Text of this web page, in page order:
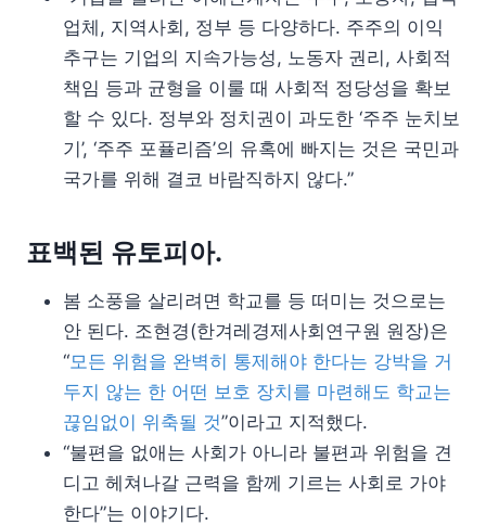
업체, 지역사회, 정부 등 다양하다. 주주의 이익
추구는 기업의 지속가능성, 노동자 권리, 사회적
책임 등과 균형을 이룰 때 사회적 정당성을 확보
할 수 있다. 정부와 정치권이 과도한 ‘주주 눈치보
기’, ‘주주 포퓰리즘’의 유혹에 빠지는 것은 국민과
국가를 위해 결코 바람직하지 않다.”
표백된 유토피아.
봄 소풍을 살리려면 학교를 등 떠미는 것으로는
안 된다. 조현경(한겨레경제사회연구원 원장)은
“모든 위험을 완벽히 통제해야 한다는 강박을 거
두지 않는 한 어떤 보호 장치를 마련해도 학교는
끊임없이 위축될 것”이라고 지적했다.
“불편을 없애는 사회가 아니라 불편과 위험을 견
디고 헤쳐나갈 근력을 함께 기르는 사회로 가야
한다”는 이야기다.